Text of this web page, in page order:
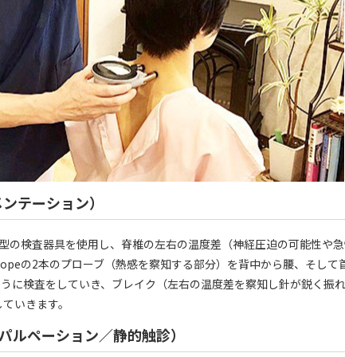
ーション）
検査器具を使用し、脊椎の左右の温度差（神経圧迫の可能性や
の2本のプローブ（熱感を察知する部分）を背中から腰、そして
に検査をしていき、ブレイク（左右の温度差を察知し針が鋭く振
いきます。
ペーション／静的触診）